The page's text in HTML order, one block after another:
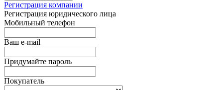
Регистрация компании
Регистрация юридического лица
Мобильный телефон
Ваш e-mail
Придумайте пароль
Покупатель